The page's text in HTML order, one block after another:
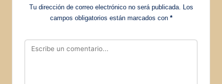
Tu dirección de correo electrónico no será publicada. Los
campos obligatorios están marcados con *